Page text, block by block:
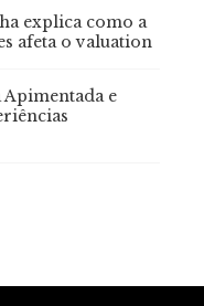
explica como a
afeta o valuation
e